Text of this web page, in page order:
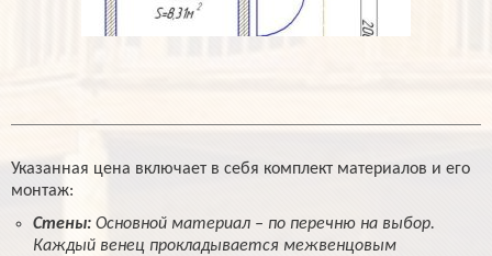
Указанная цена включает в себя комплект материалов и его
монтаж:
Стены: Основной материал – по перечню на выбор.
Каждый венец прокладывается межвенцовым